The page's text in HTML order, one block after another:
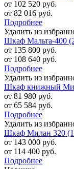
от 102 520 руб.
от 82 016 руб.
Подробнее
Удалить из
Шкаф Мальта-400
от 135 800 руб.
от 108 640 руб.
Подробнее
Удалить из
Шкаф книжный
от 81 980 руб.
от 65 584 руб.
Подробнее
Удалить из
Шкаф Милан 320
от 143 000 руб.
от 114 400 руб.
Подробнее